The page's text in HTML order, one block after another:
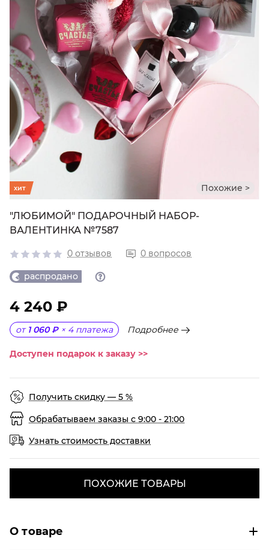
Похожие >
хит
"ЛЮБИМОЙ" ПОДАРОЧНЫЙ НАБОР-
ВАЛЕНТИНКА №7587
0 отзывов 0 вопросов
распродано
4 240 ₽
от 1 060 ₽ × 4 платежа Подробнее
Доступен подарок к заказу >>
Получить скидку — 5 %
Обрабатываем заказы с 9:00 - 21:00
Узнать стоимость доставки
ПОХОЖИЕ ТОВАРЫ
О товаре